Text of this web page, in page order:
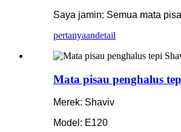
Saya jamin: Semua mata
pertanyaandetail
Mata pisau penghalus
Merek: Shaviv
Model: E120